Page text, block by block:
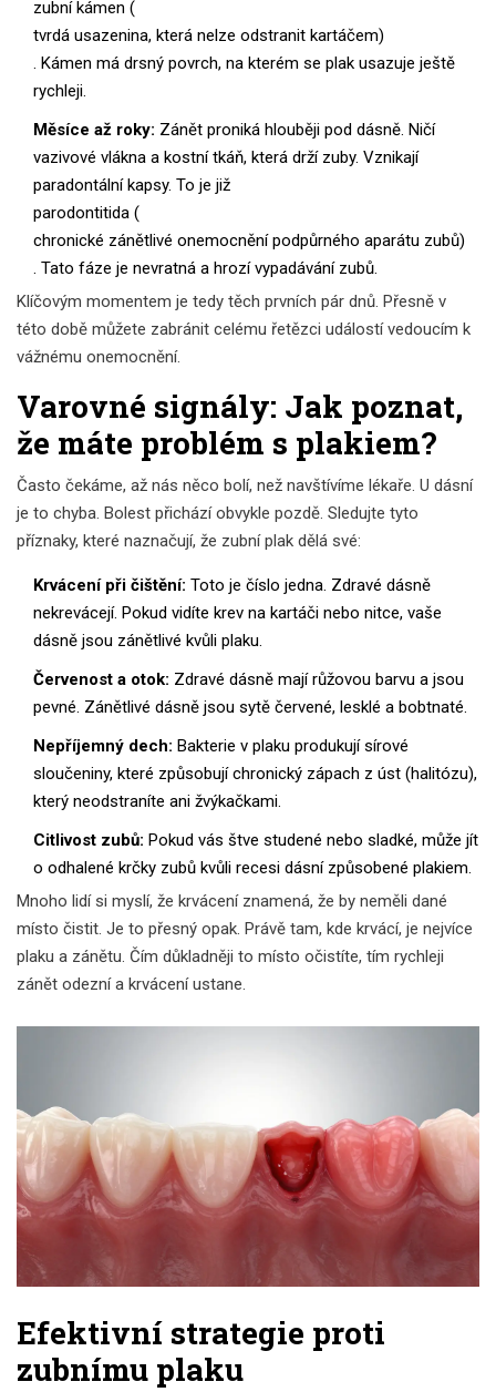
zubní kámen (
tvrdá usazenina, která nelze odstranit kartáčem)
. Kámen má drsný povrch, na kterém se plak usazuje ještě
rychleji.
Měsíce až roky: Zánět proniká hlouběji pod dásně. Ničí
vazivové vlákna a kostní tkáň, která drží zuby. Vznikají
paradontální kapsy. To je již
parodontitida (
chronické zánětlivé onemocnění podpůrného aparátu zubů)
. Tato fáze je nevratná a hrozí vypadávání zubů.
Klíčovým momentem je tedy těch prvních pár dnů. Přesně v
této době můžete zabránit celému řetězci událostí vedoucím k
vážnému onemocnění.
Varovné signály: Jak poznat,
že máte problém s plakiem?
Často čekáme, až nás něco bolí, než navštívíme lékaře. U dásní
je to chyba. Bolest přichází obvykle pozdě. Sledujte tyto
příznaky, které naznačují, že zubní plak dělá své:
Krvácení při čištění: Toto je číslo jedna. Zdravé dásně
nekrevácejí. Pokud vidíte krev na kartáči nebo nitce, vaše
dásně jsou zánětlivé kvůli plaku.
Červenost a otok: Zdravé dásně mají růžovou barvu a jsou
pevné. Zánětlivé dásně jsou sytě červené, lesklé a bobtnaté.
Nepříjemný dech: Bakterie v plaku produkují sírové
sloučeniny, které způsobují chronický zápach z úst (halitózu),
který neodstraníte ani žvýkačkami.
Citlivost zubů: Pokud vás štve studené nebo sladké, může jít
o odhalené krčky zubů kvůli recesi dásní způsobené plakiem.
Mnoho lidí si myslí, že krvácení znamená, že by neměli dané
místo čistit. Je to přesný opak. Právě tam, kde krvácí, je nejvíce
plaku a zánětu. Čím důkladněji to místo očistíte, tím rychleji
zánět odezní a krvácení ustane.
Efektivní strategie proti
zubnímu plaku